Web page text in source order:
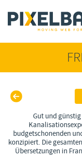
Gut und günstig
budgetschonenden
konzipiert. Die
Übersetzungen in